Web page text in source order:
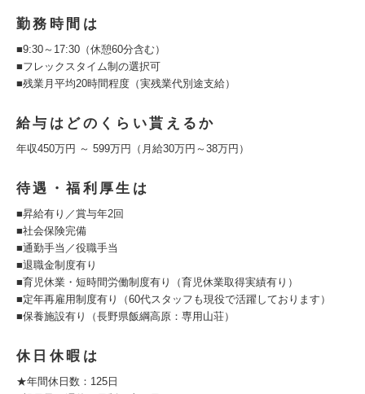
勤務時間は
■9:30～17:30（休憩60分含む）
■フレックスタイム制の選択可
■残業月平均20時間程度（実残業代別途支給）
給与はどのくらい貰えるか
年収450万円 ～ 599万円（月給30万円～38万円）
待遇・福利厚生は
■昇給有り／賞与年2回
■社会保険完備
■通勤手当／役職手当
■退職金制度有り
■育児休業・短時間労働制度有り（育児休業取得実績有り）
■定年再雇用制度有り（60代スタッフも現役で活躍しております）
■保養施設有り（長野県飯綱高原：専用山荘）
休日休暇は
★年間休日数：125日